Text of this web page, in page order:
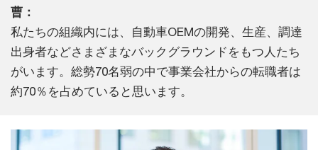
曹：
私たちの組織内には、自動車OEMの開発、生産、調達
出身者などさまざまなバックグラウンドをもつ人たち
がいます。総勢70名弱の中で事業会社からの転職者は
約70％を占めていると思います。